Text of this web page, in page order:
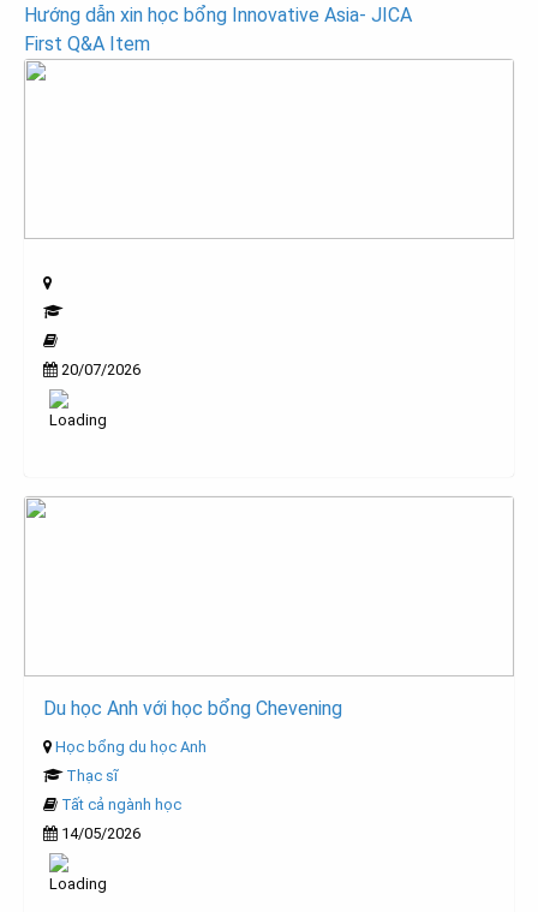
Post
navigation
Hướng dẫn xin học bổng Innovative Asia- JICA
First Q&A Item
20/07/2026
Du học Anh với học bổng Chevening
Học bổng du học Anh
Thạc sĩ
Tất cả ngành học
14/05/2026